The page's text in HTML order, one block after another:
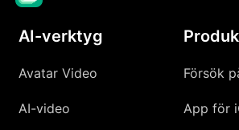
AI-verktyg
Avatar Video
AI-video
Försök
App för